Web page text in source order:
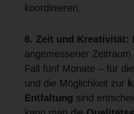
koordinieren.
6. Zeit und Kreativität:
angemessener Zeitraum
Fall fünf Monate – für
und die Möglichkeit zur
Entfaltung sind